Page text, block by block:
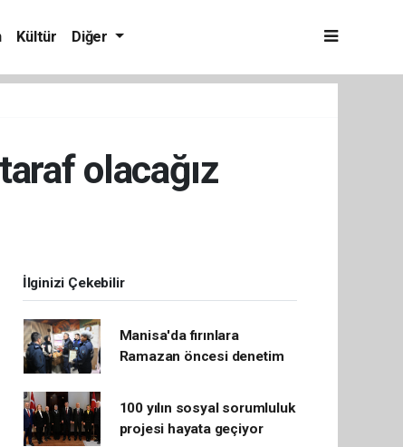
Kültür Diğer
olacağız
İlginizi Çekebilir
Manisa'da fırınlara
Ramazan öncesi denetim
100 yılın sosyal sorumluluk
projesi hayata geçiyor